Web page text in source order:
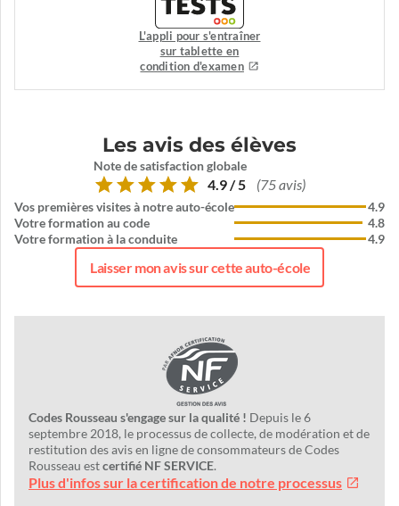
L'appli pour s'entraîner
sur tablette en
condition d'examen
Les avis des élèves
Note de satisfaction globale
4.9 / 5 (75 avis)
Vos premières visites à notre auto-école
Votre formation au code
Votre formation à la conduite
4.9
4.8
4.9
Laisser mon avis sur cette auto-école
Codes Rousseau s'engage sur la qualité ! Depuis le 6
septembre 2018, le processus de collecte, de modération et de
restitution des avis en ligne de consommateurs de Codes
Rousseau estcertifié NF SERVICE.
Plus d'infos sur la certification de notre processus